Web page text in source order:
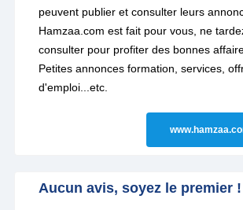
peuvent publier et consulter leurs
Hamzaa.com est fait pour vous, ne
consulter pour profiter des bonnes
Petites annonces formation, services,
d'emploi...etc.
Aucun avis, soyez le premier !